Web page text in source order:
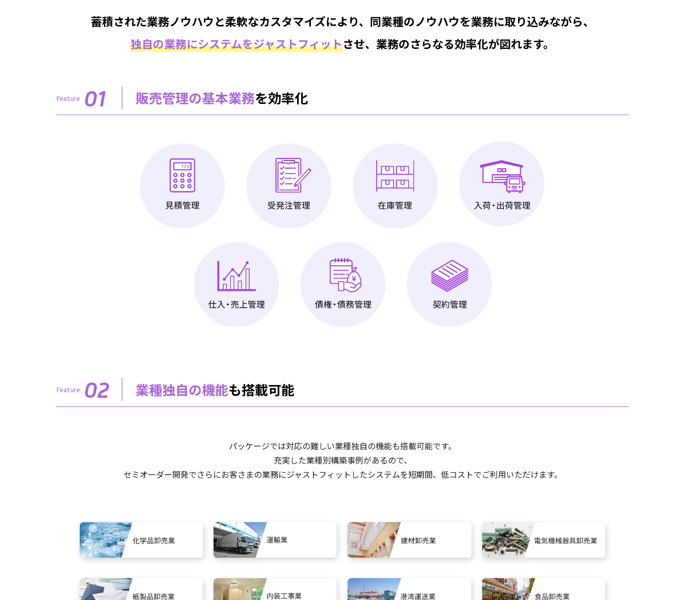
蓄積された業務ノウハウと柔軟なカスタマイズにより、同業種のノウハウを業務に取り込みながら、
独自の業務にシステムをジャストフィットさせ、業務のさらなる効率化が図れます。
Feature 01 販売管理の基本業務を効率化
Feature 02 業種独自の機能も搭載可能
パッケージでは対応の難しい業種独自の機能も搭載可能です。
充実した業種別構築事例があるので、
セミオーダー開発でさらにお客さまの業務にジャストフィットしたシステムを短期間、 低コストでご利用いただけます。